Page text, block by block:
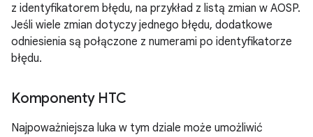
z identyfikatorem błędu, na przykład z listą zmian w AOSP.
Jeśli wiele zmian dotyczy jednego błędu, dodatkowe
odniesienia są połączone z numerami po identyfikatorze
błędu.
Komponenty HTC
Najpoważniejsza luka w tym dziale może umożliwić